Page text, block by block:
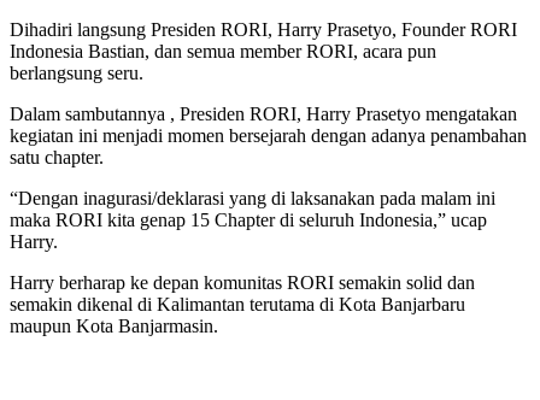
Dihadiri langsung Presiden RORI, Harry Prasetyo, Founder RORI
Indonesia Bastian, dan semua member RORI, acara pun
berlangsung seru.
Dalam sambutannya , Presiden RORI, Harry Prasetyo mengatakan
kegiatan ini menjadi momen bersejarah dengan adanya penambahan
satu chapter.
“Dengan inagurasi/deklarasi yang di laksanakan pada malam ini
maka RORI kita genap 15 Chapter di seluruh Indonesia,” ucap
Harry.
Harry berharap ke depan komunitas RORI semakin solid dan
semakin dikenal di Kalimantan terutama di Kota Banjarbaru
maupun Kota Banjarmasin.